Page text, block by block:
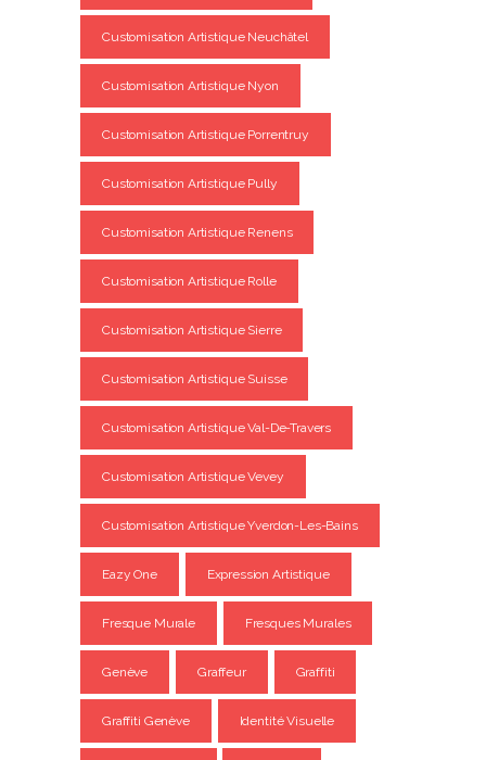
Customisation Artistique Neuchâtel
Customisation Artistique Nyon
Customisation Artistique Porrentruy
Customisation Artistique Pully
Customisation Artistique Renens
Customisation Artistique Rolle
Customisation Artistique Sierre
Customisation Artistique Suisse
Customisation Artistique Val-De-Travers
Customisation Artistique Vevey
Customisation Artistique Yverdon-Les-Bains
Eazy One Expression Artistique
Fresque Murale Fresques Murales
Genève Graffeur Graffiti
Graffiti Genève Identité Visuelle